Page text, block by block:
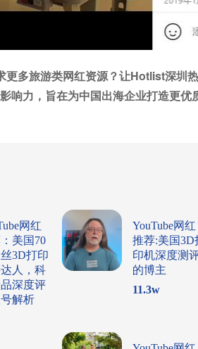
更多旅游类网红资源？让Hotlist深圳
响力，旨在为中国出海企业打造更优
网红
美国70
3D打印
人，科
深度评
解析
YouTube网红
推荐:美国3D
印机深度测
的博主
11.3w